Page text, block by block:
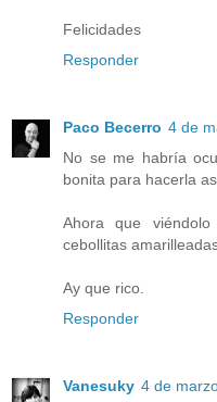
Felicidades
Responder
Paco Becerro 4 de
No se me habría
bonita para hacerla
Ahora que
cebollitas
Ay que rico.
Responder
Vanesuky 4 de